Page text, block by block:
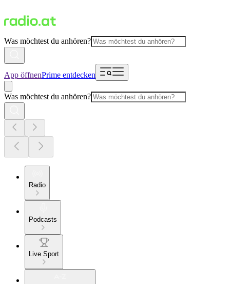
Was möchtest du anhören?
App öffnenPrime entdecken
Was möchtest du anhören?
Radio
Podcasts
Live Sport